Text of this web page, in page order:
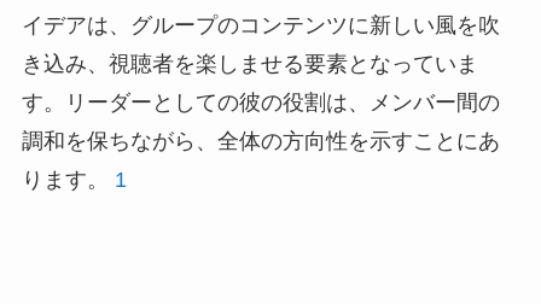
イデアは、グループのコンテンツに新しい風を吹
き込み、視聴者を楽しませる要素となっていま
す。リーダーとしての彼の役割は、メンバー間の
調和を保ちながら、全体の方向性を示すことにあ
ります。 1